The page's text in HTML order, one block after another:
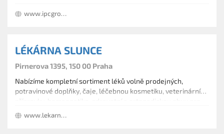
www.ipcgroup.cz
LÉKÁRNA SLUNCE
Pirnerova 1395, 150 00 Praha
Nabízíme kompletní sortiment léků volně prodejných,
potravinové doplňky, čaje, léčebnou kosmetiku, veterinární
děti i dospělé a zdravotnické prostředky.
www.lekarna-slunce.cz